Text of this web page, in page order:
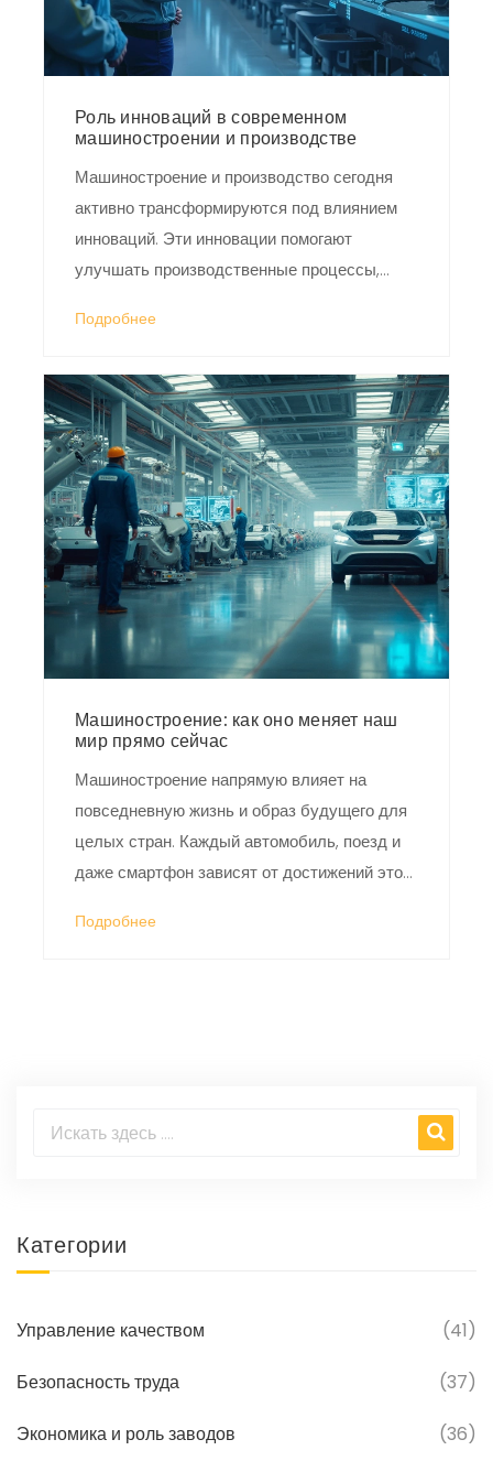
Роль инноваций в современном
машиностроении и производстве
Машиностроение и производство сегодня
активно трансформируются под влиянием
инноваций. Эти инновации помогают
улучшать производственные процессы,
издержки. В статье рассматриваются
значимость для развития отрасли, а также
примеры успешного внедрения новых
технологий в производство. Читатели
узнают, как инновации способствуют
увеличению эффективности и какой вклад
они вносят в конкурентоспособность
предприятий на рынке.
Подробнее
Машиностроение: как оно меняет наш
мир прямо сейчас
Машиностроение напрямую влияет на
повседневную жизнь и образ будущего для
целых стран. Каждый автомобиль, поезд и
даже смартфон зависят от достижений этой
вызовы, с которыми сталкиваются
Подробнее
Категории
Управление качеством (41)
Безопасность труда (37)
Экономика и роль заводов (36)